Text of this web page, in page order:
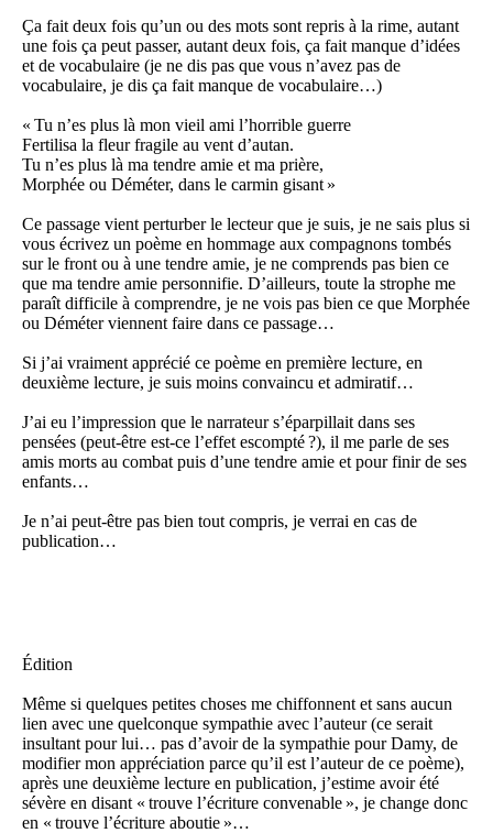
Ça fait deux fois qu’un ou des mots sont repris à la rime, autant
une fois ça peut passer, autant deux fois, ça fait manque d’idées
et de vocabulaire (je ne dis pas que vous n’avez pas de
vocabulaire, je dis ça fait manque de vocabulaire…)
« Tu n’es plus là mon vieil ami l’horrible guerre
Fertilisa la fleur fragile au vent d’autan.
Tu n’es plus là ma tendre amie et ma prière,
Morphée ou Déméter, dans le carmin gisant »
Ce passage vient perturber le lecteur que je suis, je ne sais plus si
vous écrivez un poème en hommage aux compagnons tombés
sur le front ou à une tendre amie, je ne comprends pas bien ce
que ma tendre amie personnifie. D’ailleurs, toute la strophe me
paraît difficile à comprendre, je ne vois pas bien ce que Morphée
ou Déméter viennent faire dans ce passage…
Si j’ai vraiment apprécié ce poème en première lecture, en
deuxième lecture, je suis moins convaincu et admiratif…
J’ai eu l’impression que le narrateur s’éparpillait dans ses
pensées (peut-être est-ce l’effet escompté ?), il me parle de ses
amis morts au combat puis d’une tendre amie et pour finir de ses
enfants…
Je n’ai peut-être pas bien tout compris, je verrai en cas de
publication…
Édition
Même si quelques petites choses me chiffonnent et sans aucun
lien avec une quelconque sympathie avec l’auteur (ce serait
insultant pour lui… pas d’avoir de la sympathie pour Damy, de
modifier mon appréciation parce qu’il est l’auteur de ce poème),
après une deuxième lecture en publication, j’estime avoir été
sévère en disant « trouve l’écriture convenable », je change donc
en « trouve l’écriture aboutie »…